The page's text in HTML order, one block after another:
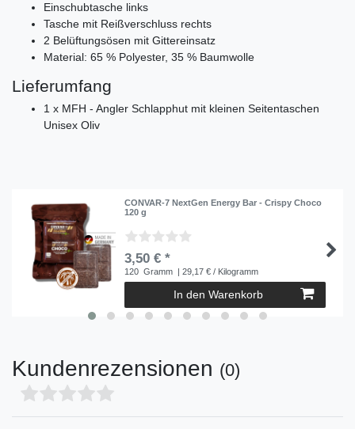
Einschubtasche links
Tasche mit Reißverschluss rechts
2 Belüftungsösen mit Gittereinsatz
Material: 65 % Polyester, 35 % Baumwolle
Lieferumfang
1 x MFH - Angler Schlapphut mit kleinen Seitentaschen
Unisex Oliv
CONVAR-7 NextGen Energy Bar - Crispy Choco
120 g
3,50 € *
120 Gramm | 29,17 € / Kilogramm
In den Warenkorb
Kundenrezensionen (0)